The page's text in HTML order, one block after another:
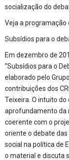
socialização do
Veja a programação
Subsídios para o
Em dezembro de
“Subsídios para o
elaborado pelo
contribuições dos
Teixeira. O intuito
aprofundamento da
coerente com o
oriente o debate
social na política de
o material e discuta